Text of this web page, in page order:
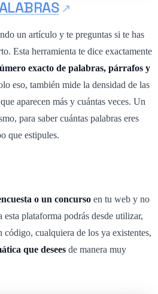
un artículo y te preguntas si te has
Esta herramienta te dice exactamente
exacto de palabras, párrafos y
eso, también mide la densidad de las
aparecen más y cuántas veces. Un
para saber cuántas palabras eres
que estipules.
o un concurso en tu web y no
esta plataforma podrás desde utilizar,
código, cualquiera de los ya existentes,
que desees de manera muy